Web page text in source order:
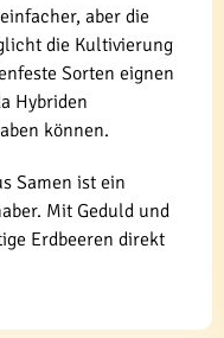
aber die
die Kultivierung
Sorten eignen
Hybriden
können.
Samen ist ein
Mit Geduld und
Erdbeeren direkt